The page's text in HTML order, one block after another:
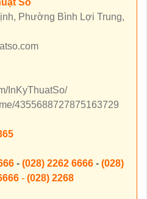
Số
Phường Bình Lợi Trung,
InKyThuatSo/
4355688727875163729
- (028) 2262 6666 - (028)
- (028) 2268